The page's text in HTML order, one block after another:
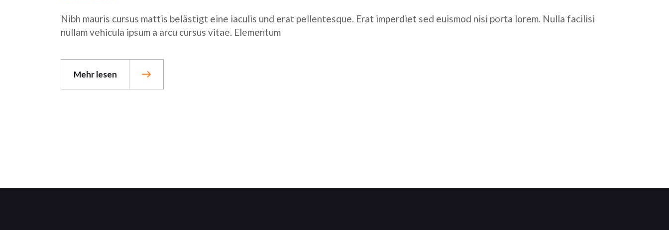
Nibh mauris cursus mattis belästigt eine iaculis und erat pellentesque. Erat imperdiet sed euismod nisi porta lorem. Nulla facilisi
nullam vehicula ipsum a arcu cursus vitae. Elementum
Mehr lesen